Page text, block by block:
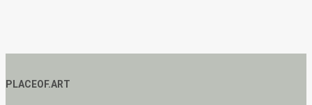
PLACEOF.ART